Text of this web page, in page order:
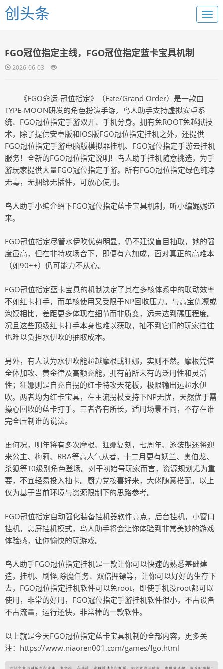
创头条
FGO冠位指定主线，FGO冠位指定蓝卡宝具机制
2026-06-03
《FGO命运-冠位指定》（Fate/Grand Order）是一款由
TYPE-MOON研发的角色扮演手游，鸟人助手支持虚拟安卓系
统、FGO冠位指定手游双开、手机分身。拥有免ROOT免越狱技
术，除了提供安卓版和IOS版FGO冠位指定挂机之外，还提供
FGO冠位指定手游电脑版模拟器挂机、FGO冠位指定手游云挂机
服务！全新的FGO冠位指定说明！鸟人助手挂机随意挑选，为手
游玩家提供大量FGO冠位指定手游。所有FGO冠位指定绿色纯净
无毒，无捆绑无插件，可放心使用。
鸟人助手小编介绍下FGO冠位指定蓝卡宝具机制，听小编娓娓道
来。
FGO冠位指定尽管水伊吹优势明显，仍不建议盲目抽取，她的强
度虽高，但在非特攻场合下，即便有六加成，面对真正的高难本
（如90++）仍可能力不从心。
FGO冠位指定蓝卡宝具的机制决定了其在多核体系中的联动效率
不如红卡打手，而单核使用又受限于NP回收压力。与高宝仇凛或
泡馍相比，差距更多体现在细节而非质变，远未达到碾压程度。
况且这些顶级红卡打手本身也难以获取，抽不到它们的玩家往往
也难以负担水伊吹的抽取成本。
另外，有人认为水伊吹能超越摩根或狂娜，实则不然。摩根凭借
全体加攻、黄金律及高额充能，拥有前所未有的泛用性和灵活
性；狂娜则是自充自拐的红卡特攻天花板，极限输出远超水伊
吹。两者均为红卡宝具，在主流拐杖支持下NP无忧，天然优于需
操心回收的蓝卡打手。三者各有所长，适用场景不同，不存在谁
完全压制谁的说法。
更何况，明年将有多次摩根、狂娜复刻，七周年、泳装期还将迎
来公主、梅莉、RBA等高人气从者，十二月更有妖兰、奥伯龙、
杀狐等T0级别角色登场。对于初始号玩家而言，资源规划尤为重
要，不宜轻易投入抽卡。厨力党按喜好来，大佬随意搭配，以上
仅为基于当前环境与资源限制下的思路参考。
FGO冠位指定自动强化装备挂机器软件亮点，后台挂机，小窗口
挂机，息屏挂机模式，鸟人助手将会让你体验到非常美妙的游戏
体验感，让你愉快的玩游戏。
鸟人助手FGO冠位指定挂机是一款让你可以快速的熟悉基础建
造，挂机、刷怪,除魔任务、双倍押镖等，让你可以好好的生存下
去，FGO冠位指定挂机软件可以免root，即使手机没root都可以
使用，非常的好用，FGO冠位指定手游挂机软件很小，不占设备
不占流量，运行还快，非常棒的一款软件。
以上就是今天FGO冠位指定蓝卡宝具机制的全部内容，更多关
注：https://www.niaoren001.com/games/fgo.html